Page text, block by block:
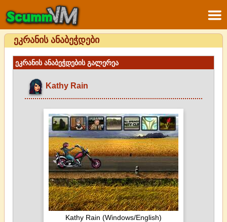
ეკრანის ანაბეჭდები
ეკრანის ანაბეჭდების გალერეა
Kathy Rain
Kathy Rain (Windows/English)